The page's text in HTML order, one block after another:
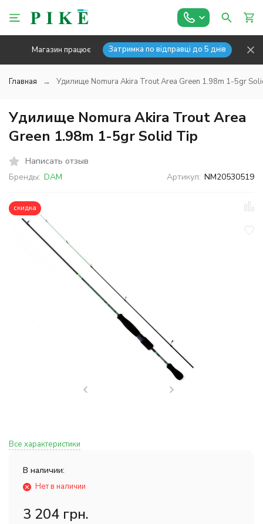
Магазин працює Затримка по відправці до 5 днів
Главная Удилище Nomura Akira Trout Area Green 1.98m 1-5gr
Удилище Nomura Akira Trout Area
Green 1.98m 1-5gr Solid Tip
Написать отзыв
Бренды: DAM Артикул: NM20530519
скидка
Все характеристики
В наличии:
Нет в наличии
3 204 грн.